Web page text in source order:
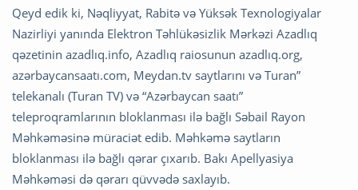
Qeyd edik ki, Nəqliyyat, Rabitə və Yüksək Texnologiyalar
Nazirliyi yanında Elektron Təhlükəsizlik Mərkəzi Azadlıq
qəzetinin azadlıq.info, Azadlıq raiosunun azadlıq.org,
azərbaycansaatı.com, Meydan.tv saytlarını və Turan”
telekanalı (Turan TV) və “Azərbaycan saatı”
teleproqramlarının bloklanması ilə bağlı Səbail Rayon
Məhkəməsinə müraciət edib. Məhkəmə saytların
bloklanması ilə bağlı qərar çıxarıb. Bakı Apellyasiya
Məhkəməsi də qərarı qüvvədə saxlayıb.